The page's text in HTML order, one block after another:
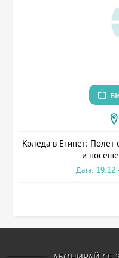
Коледа в Египет:
и
Дата: